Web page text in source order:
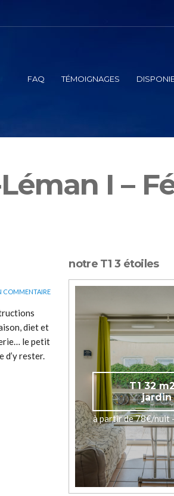
FAQ TÉMOIGNAGES
I –
COMMENTAIRE
diet et
le petit
d’y rester.
notre T1 3 étoiles
T1 32
jardin
à partir de 78€/nuit